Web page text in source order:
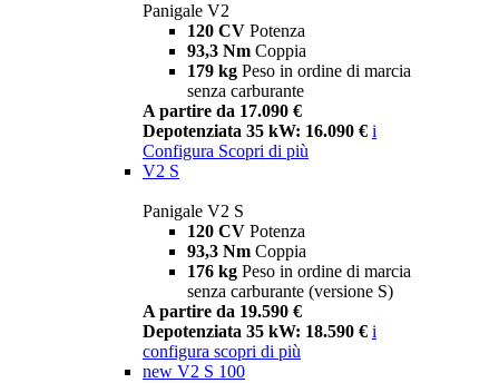
Panigale V2
120 CV Potenza
93,3 Nm Coppia
179 kg Peso in ordine di marcia
senza carburante
A partire da 17.090 €
Depotenziata 35 kW: 16.090 € i
Configura Scopri di più
V2 S
Panigale V2 S
120 CV Potenza
93,3 Nm Coppia
176 kg Peso in ordine di marcia
senza carburante (versione S)
A partire da 19.590 €
Depotenziata 35 kW: 18.590 € i
configura scopri di più
new V2 S 100